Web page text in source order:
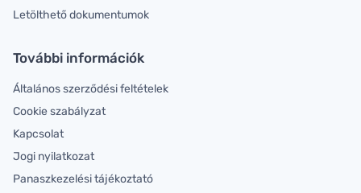
Letölthető dokumentumok
További információk
Általános szerződési feltételek
Cookie szabályzat
Kapcsolat
Jogi nyilatkozat
Panaszkezelési tájékoztató